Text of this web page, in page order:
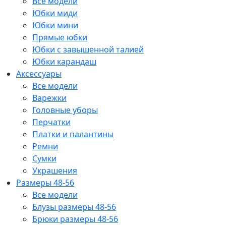
Юбки миди
Юбки мини
Прямые юбки
Юбки с завышенной талией
Юбки карандаш
Аксессуары
Все модели
Варежки
Головные уборы
Перчатки
Платки и палантины
Ремни
Сумки
Украшения
Размеры 48-56
Все модели
Блузы размеры 48-56
Брюки размеры 48-56